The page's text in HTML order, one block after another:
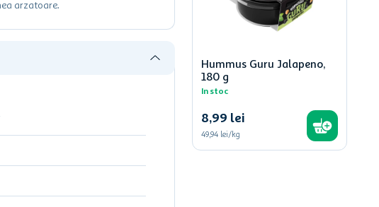
arzatoare.
Hummus Guru Jalapeno,
180 g
In stoc
8,99 lei
49,94 lei/kg